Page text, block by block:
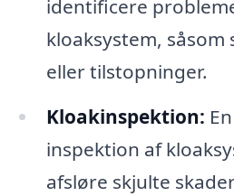
identificere
kloaksystem,
eller tilstopninger.
Kloakinspektion:
inspektion af
afsløre skjulte